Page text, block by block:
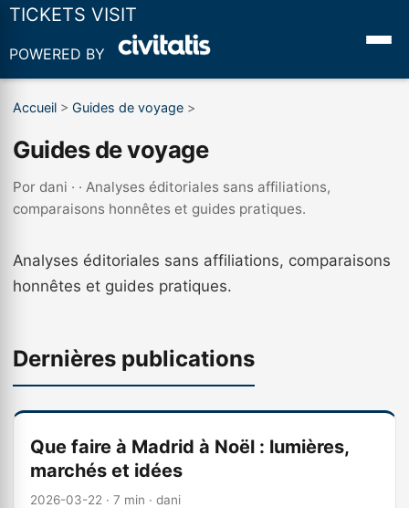
TICKETS VISIT
POWERED BY
Accueil > Guides de voyage >
Guides de voyage
Por dani · · Analyses éditoriales sans affiliations,
comparaisons honnêtes et guides pratiques.
Analyses éditoriales sans affiliations, comparaisons
honnêtes et guides pratiques.
Dernières publications
Que faire à Madrid à Noël : lumières,
marchés et idées
2026-03-22 · 7 min · dani